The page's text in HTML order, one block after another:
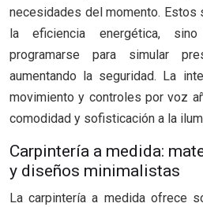
necesidades del momento. Estos
la eficiencia energética,
programarse para simular
aumentando la seguridad. La
movimiento y controles por voz
comodidad y sofisticación a la
Carpintería a medida:
y diseños minimalistas
La carpintería a medida ofrece